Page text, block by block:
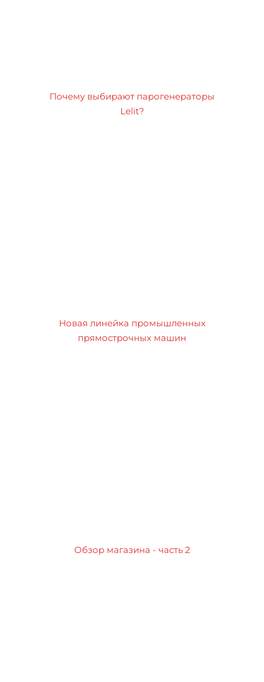
Почему выбирают парогенераторы
Lelit?
Новая линейка промышленных
прямострочных машин
Обзор магазина - часть 2